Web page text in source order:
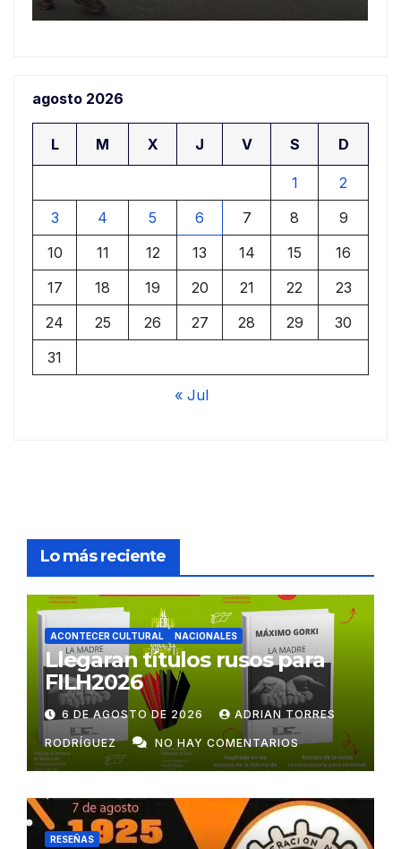
agosto 2026
L M X J V S D
1
2
3
4 5 6 7 8
9
10
11 12 13 14 15
16
17
18 19 20 21 22
23
24
25 26 27 28 29
30
31
« Jul
Lo más reciente
ACONTECER CULTURAL NACIONALES
Llegaran títulos rusos para
FILH2026
6 DE AGOSTO DE 2026 ADRIAN TORRES
RODRÍGUEZ NO HAY COMENTARIOS
RESEÑAS